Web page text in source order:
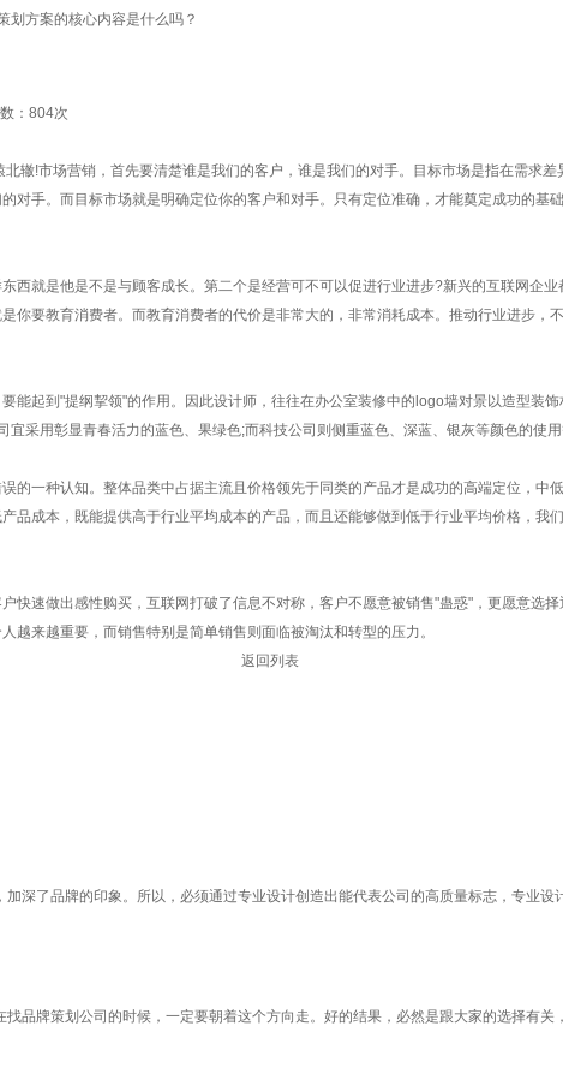
划方案的核心内容是什么吗？
： 804次
辙!市场营销，首先要清楚谁是我们的客户，谁是我们的对手。目标市场是指在需求
手。而目标市场就是明确定位你的客户和对手。只有定位准确，才能奠定成功的基础
就是他是不是与顾客成长。第二个是经营可不可以促进行业进步?新兴的互联网企
你要教育消费者。而教育消费者的代价是非常大的，非常消耗成本。推动行业进步
起到"提纲挈领"的作用。因此设计师，往往在办公室装修中的logo墙对景以造型装
采用彰显青春活力的蓝色、果绿色;而科技公司则侧重蓝色、深蓝、银灰等颜色的使用
一种认知。整体品类中占据主流且价格领先于同类的产品才是成功的高端定位，中
品成本，既能提供高于行业平均成本的产品，而且还能够做到低于行业平均价格，
速做出感性购买，互联网打破了信息不对称，客户不愿意被销售"蛊惑"，更愿意选
越来越重要，而销售特别是简单销售则面临被淘汰和转型的压力。
返回列表
深了品牌的印象。所以，必须通过专业设计创造出能代表公司的高质量标志，专业设
品牌策划公司的时候，一定要朝着这个方向走。好的结果，必然是跟大家的选择有关